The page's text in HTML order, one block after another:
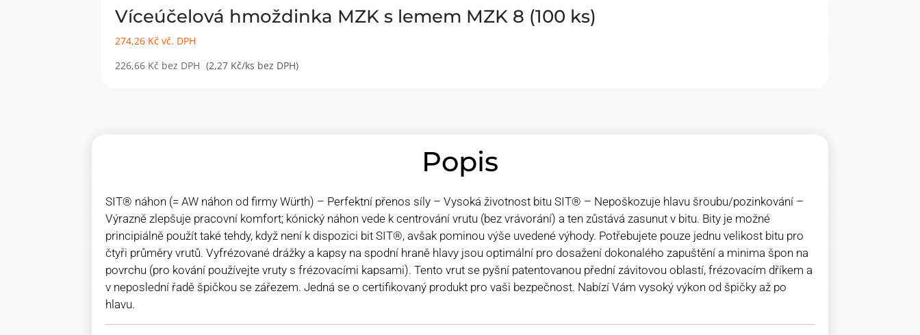
Víceúčelová hmoždinka MZK s lemem MZK 8 (100 ks)
274,26 Kč vč. DPH
226,66 Kč bez DPH (2,27 Kč/ks bez DPH)
Popis
SIT® náhon (= AW náhon od firmy Würth) – Perfektní přenos síly – Vysoká životnost bitu SIT® – Nepoškozuje hlavu šroubu/pozinkování –
Výrazně zlepšuje pracovní komfort; kónický náhon vede k centrování vrutu (bez vrávorání) a ten zůstává zasunut v bitu. Bity je možné
principiálně použít také tehdy, když není k dispozici bit SIT®, avšak pominou výše uvedené výhody. Potřebujete pouze jednu velikost bitu pro
čtyři průměry vrutů. Vyfrézované drážky a kapsy na spodní hraně hlavy jsou optimální pro dosažení dokonalého zapuštění a minima špon na
povrchu (pro kování používejte vruty s frézovacími kapsami). Tento vrut se pyšní patentovanou přední závitovou oblastí, frézovacím dříkem a
v neposlední řadě špičkou se zářezem. Jedná se o certifikovaný produkt pro vaši bezpečnost. Nabízí Vám vysoký výkon od špičky až po
hlavu.